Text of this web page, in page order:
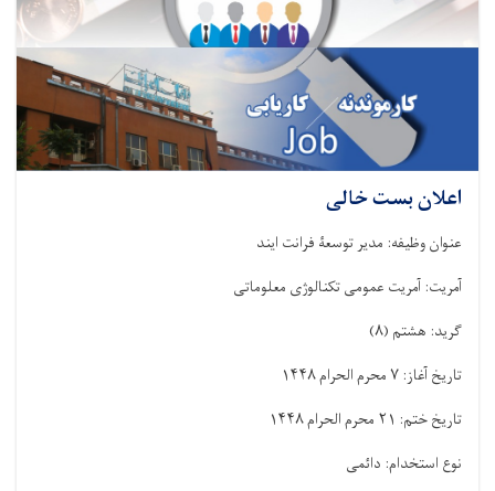
اعلان بست خالی
عنوان وظیفه: مدیر توسعۀ فرانت ایند
آمریت: آمریت عمومی تکنالوژی معلوماتی
گرید: هشتم (۸)
تاریخ آغاز: ۷محرم الحرام۱۴۴۸
تاریخ ختم: ۲۱ محرم الحرام۱۴۴۸
نوع استخدام: دائمی